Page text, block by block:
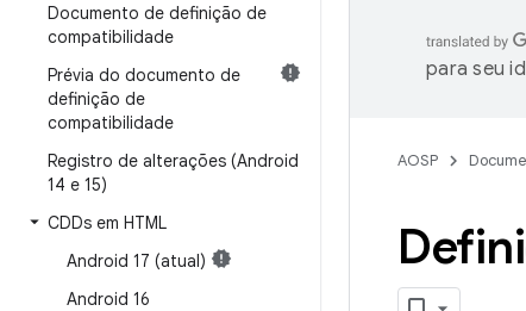
Documento de definição de
compatibilidade
Prévia do documento de
definição de
compatibilidade
Registro de alterações (Android
14 e 15)
CDDs em HTML
Android 17 (atual)
Android 16
para seu
AOSP